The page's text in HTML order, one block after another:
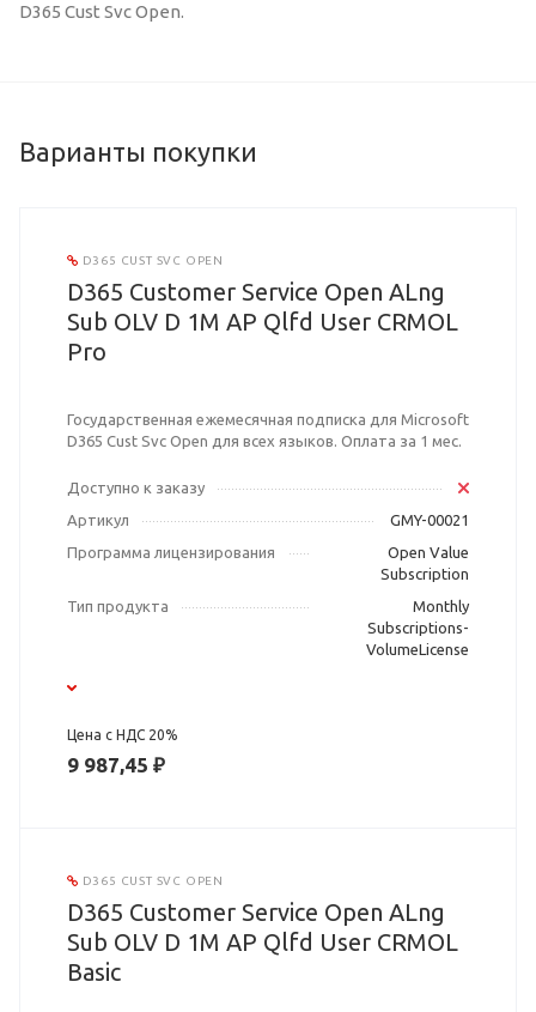
D365 Cust Svc Open.
Варианты покупки
D365 CUST SVC OPEN
D365 Customer Service Open ALng
Sub OLV D 1M AP Qlfd User CRMOL
Pro
Государственная ежемесячная подписка для Microsoft
D365 Cust Svc Open для всех языков. Оплата за 1 мес.
Доступно к заказу
Артикул
GMY-00021
Программа лицензирования
Open Value
Subscription
Тип продукта
Monthly
Subscriptions-
VolumeLicense
Цена с НДС 20%
9 987,45 ₽
D365 CUST SVC OPEN
D365 Customer Service Open ALng
Sub OLV D 1M AP Qlfd User CRMOL
Basic